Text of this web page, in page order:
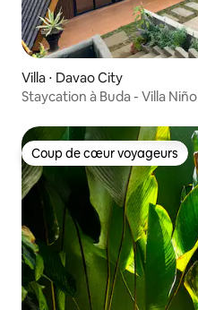
Villa ⋅ Davao City
Staycation à Buda - Villa Niño
Coup de cœur voyageurs
Coup de cœur voyageurs